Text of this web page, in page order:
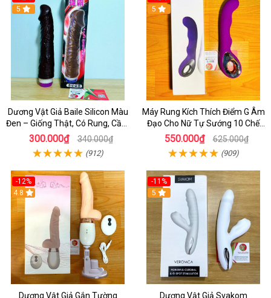
5
Dương Vật Giả Baile Silicon Màu
Đen – Giống Thật, Có Rung, Cầm
Tay Giá Rẻ
300.000₫ 340.000₫
(912)
5
Máy Rung Kích Thích Điểm G Âm
Đạo Cho Nữ Tự Sướng 10 Chế
Độ Rung
550.000₫ 625.000₫
(909)
-12%
4.8
Dương Vật Giả Gắn Tường
-11%
5
Dương Vật Giả Svakom